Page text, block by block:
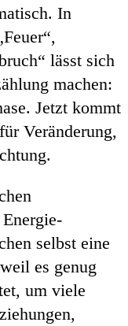
In
lässt sich
machen:
Jetzt kommt
Veränderung,
selbst eine
es genug
um viele